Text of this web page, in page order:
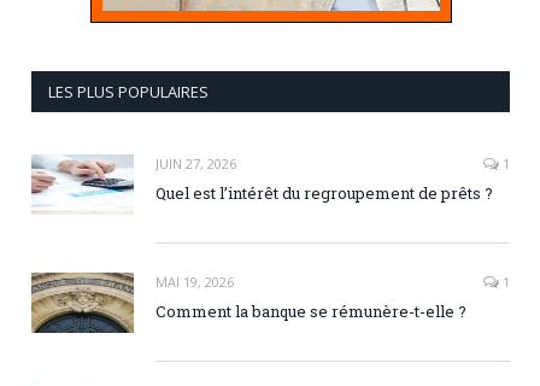
LES PLUS POPULAIRES
JUIN 27, 2026 1
Quel est l’intérêt du regroupement de prêts ?
MAI 19, 2026 1
Comment la banque se rémunère-t-elle ?